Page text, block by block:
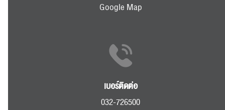
Google Map
เบอร์ติดต่อ
032-726500